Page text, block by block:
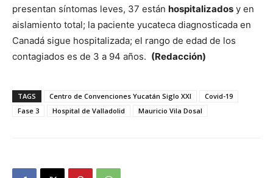
presentan síntomas leves, 37 están hospitalizados y en
aislamiento total; la paciente yucateca diagnosticada en
Canadá sigue hospitalizada; el rango de edad de los
contagiados es de 3 a 94 años. (Redacción)
TAGS Centro de Convenciones Yucatán Siglo XXI
Covid-19
Fase 3
Hospital de Valladolid Mauricio Vila Dosal